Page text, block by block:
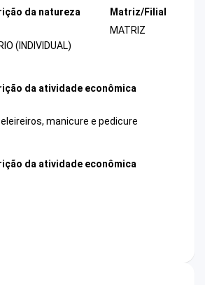
da natureza
(INDIVIDUAL)
Matriz/Filial
MATRIZ
da atividade econômica
manicure e pedicure
da atividade econômica